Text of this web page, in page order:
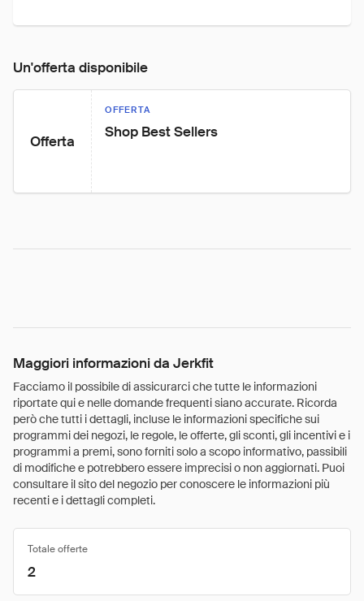
Un'offerta disponibile
Offerta
OFFERTA
Shop Best Sellers
Maggiori informazioni da Jerkfit
Facciamo il possibile di assicurarci che tutte le informazioni
riportate qui e nelle domande frequenti siano accurate. Ricorda
però che tutti i dettagli, incluse le informazioni specifiche sui
programmi dei negozi, le regole, le offerte, gli sconti, gli incentivi e i
programmi a premi, sono forniti solo a scopo informativo, passibili
di modifiche e potrebbero essere imprecisi o non aggiornati. Puoi
consultare il sito del negozio per conoscere le informazioni più
recenti e i dettagli completi.
Totale offerte
2